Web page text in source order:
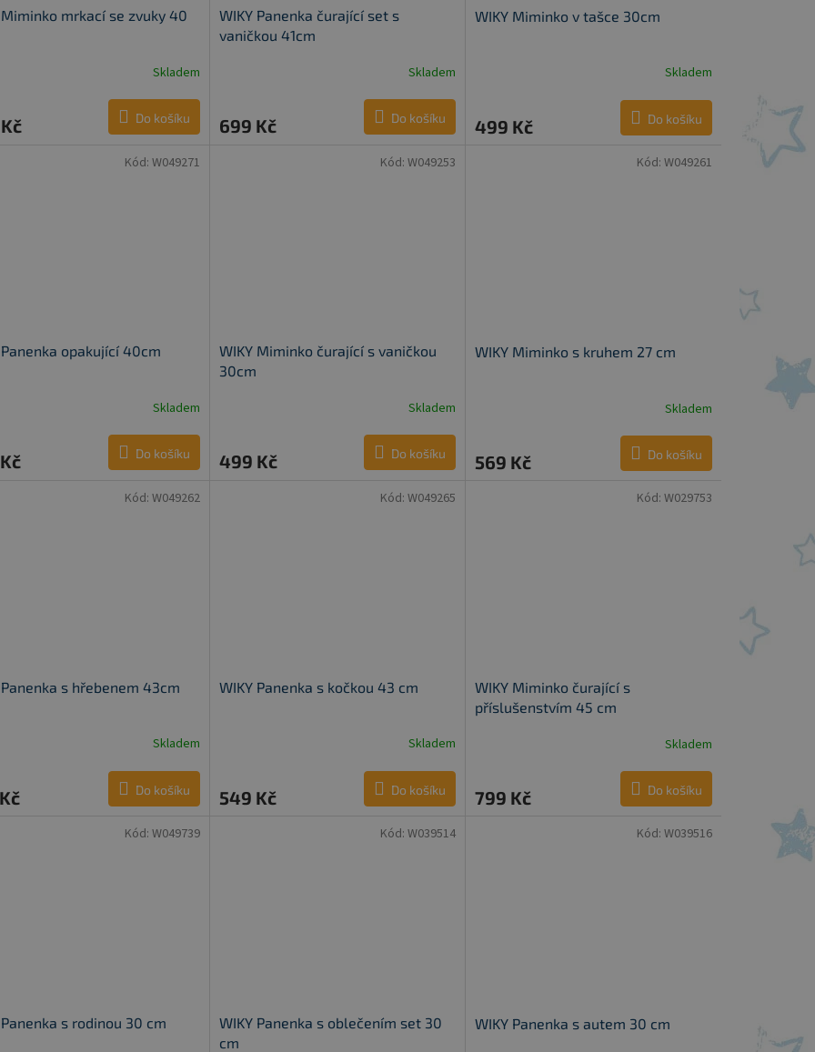
Miminko mrkací se zvuky 40
Skladem
Do košíku
WIKY Panenka čurající set s
vaničkou 41cm
Skladem
699 Kč Do košíku
WIKY Miminko v tašce 30cm
Skladem
499 Kč Do košíku
Panenka opakující 40cm
Skladem
Do košíku
Kód: W049271
WIKY Miminko čurající s vaničkou
30cm
Skladem
499 Kč Do košíku
Kód: W049253
WIKY Miminko s kruhem 27 cm
Skladem
569 Kč Do košíku
Kód: W049261
Panenka s hřebenem 43cm
Skladem
Do košíku
Kód: W049262
WIKY Panenka s kočkou 43 cm
Skladem
549 Kč Do košíku
Kód: W049265
WIKY Miminko čurající s
příslušenstvím 45 cm
Skladem
799 Kč Do košíku
Kód: W029753
Panenka s rodinou 30 cm
Kód: W049739
WIKY Panenka s oblečením set 30
cm
Kód: W039514
WIKY Panenka s autem 30 cm
Kód: W039516